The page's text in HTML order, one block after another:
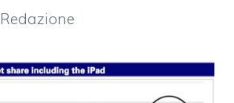
Redazione